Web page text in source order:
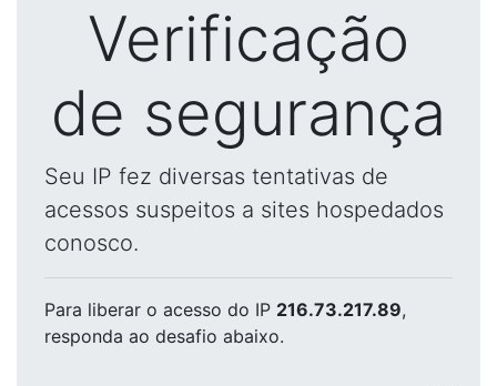
Verificação
de segurança
Seu IP fez diversas tentativas de
acessos suspeitos a sites hospedados
conosco.
Para liberar o acesso do IP 216.73.217.89,
responda ao desafio abaixo.